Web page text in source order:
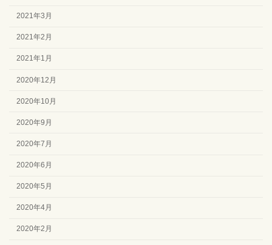
2021年3月
2021年2月
2021年1月
2020年12月
2020年10月
2020年9月
2020年7月
2020年6月
2020年5月
2020年4月
2020年2月